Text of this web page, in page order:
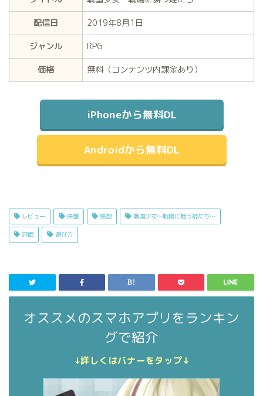
配信日
2019年8月1日
ジャンル
RPG
価格
無料（コンテンツ内課金あり）
iPhoneから無料DL
Androidから無料DL
レビュー 序盤 感想 戦国少女～戦場に舞う姫たち～
評価 遊び方
オススメのスマホアプリをランキン
グで紹介
↓詳しくはバナーをタップ↓